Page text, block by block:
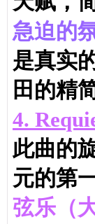
急迫的
是真实
田的精
4.
此曲的
元的第
弦乐（